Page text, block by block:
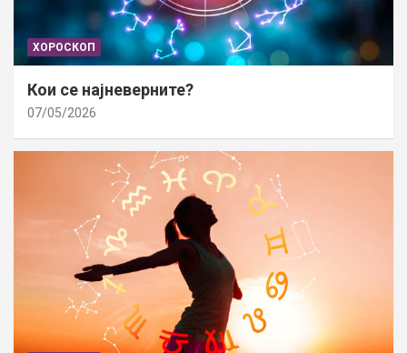
ХОРОСКОП
Кои се најневерните?
07/05/2026